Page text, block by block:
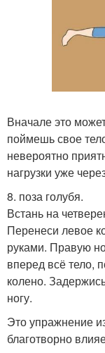
Вначале это
поймешь свое
невероятно
нагрузки уже
8. поза голубя.
Встань на
Перенеси левое
руками. Правую
вперед всё тело,
колено.
ногу.
Это упражнение
благотворно